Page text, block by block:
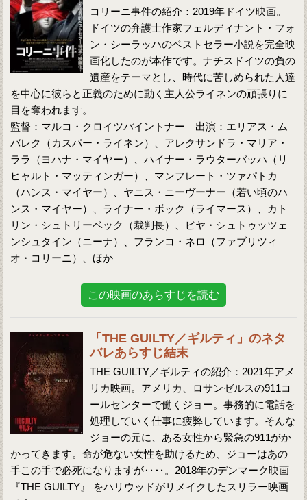
コリーニ事件の紹介：2019年ドイツ映画。
ドイツの弁護士作家フェルディナント・フォ
ン・シーラッハのベストセラー小説を完全映
画化したのが本作です。ナチスドイツの負の
遺産をテーマとし、時代に苦しめられた人達
を中心に彼らと正義のために動く主人公ライネンの頑張りに
目を奪われます。
監督：マルコ・クロイツパイントナー 出演：エリアス・ム
バレク（カスパー・ライネン）、アレクサンドラ・マリア・
ララ（ヨハナ・マイヤー）、ハイナー・ラウターバッハ（リ
ヒャルト・マッティンガー）、マンフレート・ツァパトカ
（ハンス・マイヤー）、ヤニス・ニーヴーナー（若い頃のハ
ンス・マイヤー）、ライナー・ボック（ライマース）、カト
リン・シュトリーベック（裁判長）、ピヤ・シュトゥッツェ
ンシュタイン（ニーナ）、フランコ・ネロ（ファブリツィ
オ・コリーニ）、ほか
この映画のあらすじを読む
「THE GUILTY／ギルティ」のネタ
バレあらすじ結末
THE GUILTY／ギルティの紹介：2021年アメ
リカ映画。アメリカ、ロサンゼルスの911コ
ールセンターで働くジョー。事務的に電話を
処理していく仕事に疲弊しています。そんな
ジョーの元に、ある女性から緊急の911がか
かってきます。命が危ない女性を助けるため、ジョーはあの
手この手で必死になりますが‥‥。2018年のデンマーク映画
『THE GUILTY』 をハリウッドがリメイクしたスリラー映画